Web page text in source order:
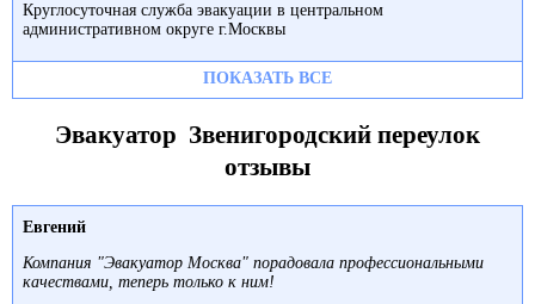
Круглосуточная служба эвакуации в центральном
административном округе г.Москвы
ПОКАЗАТЬ ВСЕ
Эвакуатор Звенигородский переулок
отзывы
Евгений
Компания "Эвакуатор Москва" порадовала профессиональными
качествами, теперь только к ним!